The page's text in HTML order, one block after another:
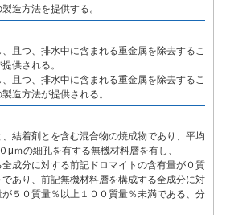
造方法を提供する。
且つ、排水中に含まれる重金属を除去するこ
供される。
且つ、排水中に含まれる重金属を除去するこ
造方法が提供される。
結着剤とを含む混合物の焼成物であり、平均
μｍの細孔を有する無機材料層を有し、
成分に対する前記ドロマイトの含有量が０質
あり、前記無機材料層を構成する全成分に対
５０質量％以上１００質量％未満である、分